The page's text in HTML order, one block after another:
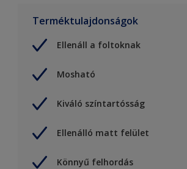
Terméktulajdonságok
Ellenáll a foltoknak
Mosható
Kiváló színtartósság
Ellenálló matt felület
Könnyű felhordás